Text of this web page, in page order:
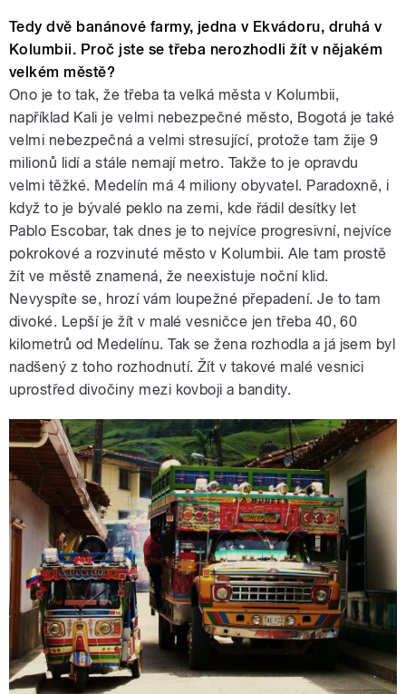
Tedy dvě banánové farmy, jedna v Ekvádoru, druhá v
Kolumbii. Proč jste se třeba nerozhodli žít v nějakém
velkém městě?
Ono je to tak, že třeba ta velká města v Kolumbii,
například Kali je velmi nebezpečné město, Bogotá je také
velmi nebezpečná a velmi stresující, protože tam žije 9
milionů lidí a stále nemají metro. Takže to je opravdu
velmi těžké. Medelín má 4 miliony obyvatel. Paradoxně, i
když to je bývalé peklo na zemi, kde řádil desítky let
Pablo Escobar, tak dnes je to nejvíce progresivní, nejvíce
pokrokové a rozvinuté město v Kolumbii. Ale tam prostě
žít ve městě znamená, že neexistuje noční klid.
Nevyspíte se, hrozí vám loupežné přepadení. Je to tam
divoké. Lepší je žít v malé vesničce jen třeba 40, 60
kilometrů od Medelínu. Tak se žena rozhodla a já jsem byl
nadšený z toho rozhodnutí. Žít v takové malé vesnici
uprostřed divočiny mezi kovboji a bandity.